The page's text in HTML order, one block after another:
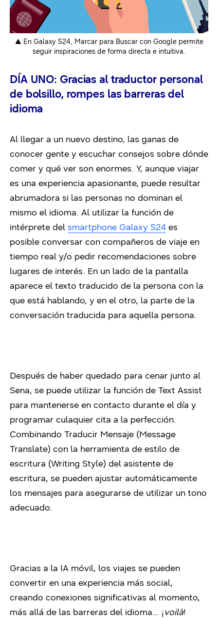
▲ En Galaxy S24, Marcar para Buscar con Google permite
seguir inspiraciones de forma directa e intuitiva.
DÍA UNO: Gracias al traductor personal
de bolsillo, rompes las barreras del
idioma
Al llegar a un nuevo destino, las ganas de
conocer gente y escuchar consejos sobre dónde
comer y qué ver son enormes. Y, aunque viajar
es una experiencia apasionante, puede resultar
abrumadora si las personas no dominan el
mismo el idioma. Al utilizar la función de
intérprete del smartphone Galaxy S24 es
posible conversar con compañeros de viaje en
tiempo real y/o pedir recomendaciones sobre
lugares de interés. En un lado de la pantalla
aparece el texto traducido de la persona con la
que está hablando, y en el otro, la parte de la
conversación traducida para aquella persona.
Después de haber quedado para cenar junto al
Sena, se puede utilizar la función de Text Assist
para mantenerse en contacto durante el día y
programar culaquier cita a la perfección.
Combinando Traducir Mensaje (Message
Translate) con la herramienta de estilo de
escritura (Writing Style) del asistente de
escritura, se pueden ajustar automáticamente
los mensajes para asegurarse de utilizar un tono
adecuado.
Gracias a la IA móvil, los viajes se pueden
convertir en una experiencia más social,
creando conexiones significativas al momento,
más allá de las barreras del idioma… ¡voilà!